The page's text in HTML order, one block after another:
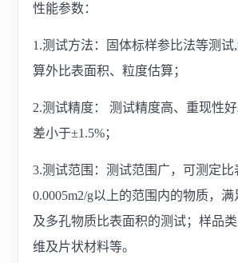
性能参数：
1.测试方法：固体标样参比法等测
算外比表面积、粒度估算；
2.测试精度： 测试精度高、重现性
差小于±1.5%；
3.测试范围：测试范围广，可测定比
0.0005m2/g以上的范围内的物质，
及多孔物质比表面积的测试；样品
维及片状材料等。